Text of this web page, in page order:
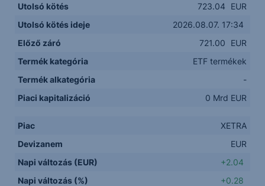
Utolsó kötés
723.04
EUR
Utolsó kötés ideje
2026.08.07. 17:34
Előző záró
721.00
EUR
Termék kategória
ETF termékek
Termék alkategória
-
Piaci kapitalizáció
0 Mrd EUR
Piac
XETRA
Devizanem
EUR
Napi változás (EUR)
+2.04
Napi változás (%)
+0.28